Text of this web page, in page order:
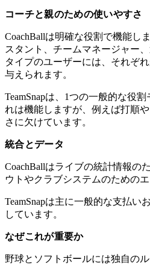
コーチと親のための使いやすさ
CoachBallは明確な役割で機能し
スタント、チームマネージャー
タイプのユーザーには、それぞ
与えられます。
TeamSnapは、1つの一般的な役
れは機能しますが、例えば打順
さに欠けています。
統合とデータ
CoachBallはライブの統計情報の
ウトやクラブシステムのための
TeamSnapは主に一般的な支払い
しています。
なぜこれが重要か
野球とソフトボールには独自の